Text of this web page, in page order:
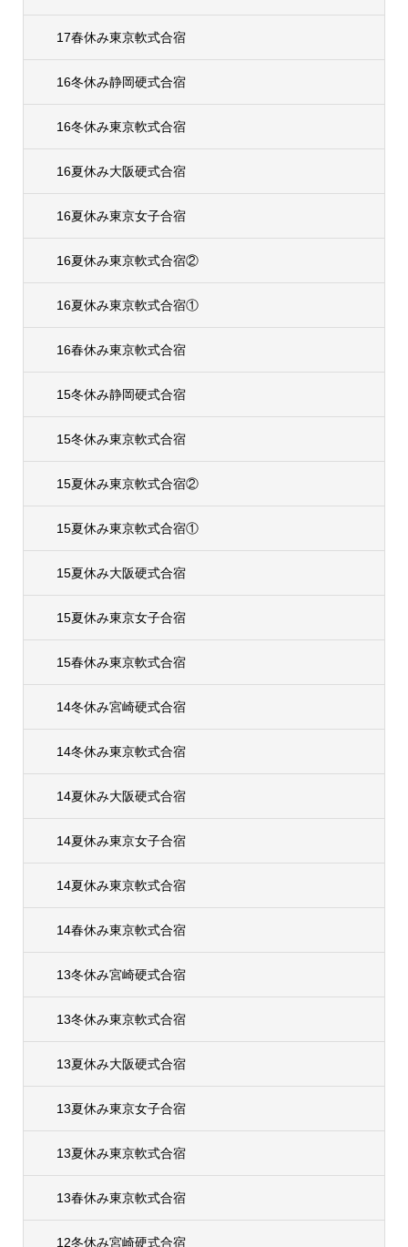
17春休み東京軟式合宿
16冬休み静岡硬式合宿
16冬休み東京軟式合宿
16夏休み大阪硬式合宿
16夏休み東京女子合宿
16夏休み東京軟式合宿②
16夏休み東京軟式合宿①
16春休み東京軟式合宿
15冬休み静岡硬式合宿
15冬休み東京軟式合宿
15夏休み東京軟式合宿②
15夏休み東京軟式合宿①
15夏休み大阪硬式合宿
15夏休み東京女子合宿
15春休み東京軟式合宿
14冬休み宮崎硬式合宿
14冬休み東京軟式合宿
14夏休み大阪硬式合宿
14夏休み東京女子合宿
14夏休み東京軟式合宿
14春休み東京軟式合宿
13冬休み宮崎硬式合宿
13冬休み東京軟式合宿
13夏休み大阪硬式合宿
13夏休み東京女子合宿
13夏休み東京軟式合宿
13春休み東京軟式合宿
12冬休み宮崎硬式合宿